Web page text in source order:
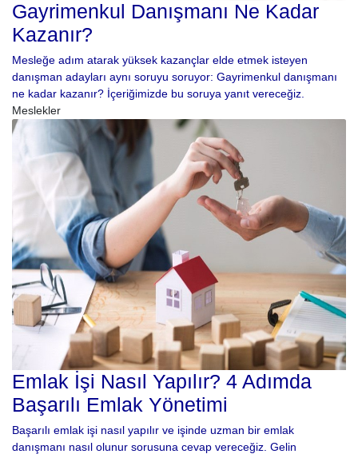
Gayrimenkul Danışmanı Ne Kadar
Kazanır?
Mesleğe adım atarak yüksek kazançlar elde etmek isteyen
danışman adayları aynı soruyu soruyor: Gayrimenkul danışmanı
ne kadar kazanır? İçeriğimizde bu soruya yanıt vereceğiz.
Meslekler
Emlak İşi Nasıl Yapılır? 4 Adımda
Başarılı Emlak Yönetimi
Başarılı emlak işi nasıl yapılır ve işinde uzman bir emlak
danışmanı nasıl olunur sorusuna cevap vereceğiz. Gelin